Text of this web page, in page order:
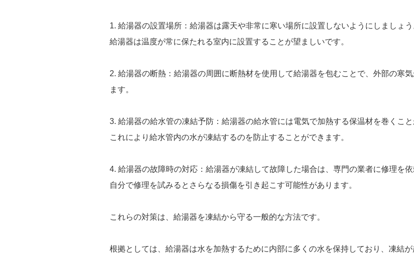
1. 給湯器の設置場所：給湯器は露天や非常に寒い場所に設置しないようにしましょう
給湯器は温度が常に保たれる室内に設置することが望ましいです。
2. 給湯器の断熱：給湯器の周囲に断熱材を使用して給湯器を包むことで、外部の寒
ます。
3. 給湯器の給水管の凍結予防：給湯器の給水管には電気で加熱する保温材を巻くこと
これにより給水管内の水が凍結するのを防止することができます。
4. 給湯器の故障時の対応：給湯器が凍結して故障した場合は、専門の業者に修理を依
自分で修理を試みるとさらなる損傷を引き起こす可能性があります。
これらの対策は、給湯器を凍結から守る一般的な方法です。
根拠としては、給湯器は水を加熱するために内部に多くの水を保持しており、凍結